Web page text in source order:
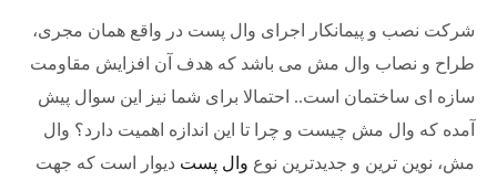
شرکت نصب و پیمانکار اجرای وال پست در واقع همان مجری،
طراح و نصاب وال مش می باشد که هدف آن افزایش مقاومت
سازه ای ساختمان است.. احتمالا برای شما نیز این سوال پیش
آمده که وال مش چیست و چرا تا این اندازه اهمیت دارد؟ وال
مش، نوین ترین و جدیدترین نوع وال پست دیوار است که جهت